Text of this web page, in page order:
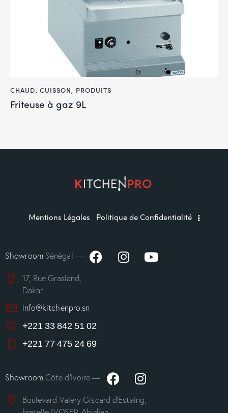
CHAUD, CUISSON, PRODUITS
Friteuse à gaz 9L
Mentions Légales Politique de Confidentialité
ShowroomSénégal —
17, Rue Grasland,
Dakar
info@kitchenpro.sn
+221 33 842 51 02
+221 77 475 24 69
ShowroomCôte d’Ivoire —
Boulevard Valery Giscard d’Estaing,